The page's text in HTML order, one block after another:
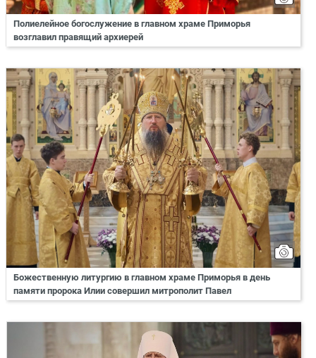
Полиелейное богослужение в главном храме Приморья
возглавил правящий архиерей
Божественную литургию в главном храме Приморья в день
памяти пророка Илии совершил митрополит Павел